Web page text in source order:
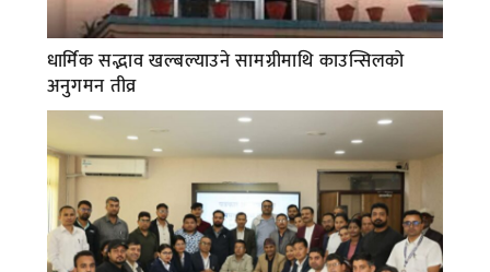
धार्मिक सद्भाव खल्बल्याउने सामग्रीमाथि काउन्सिलको
अनुगमन तीव्र